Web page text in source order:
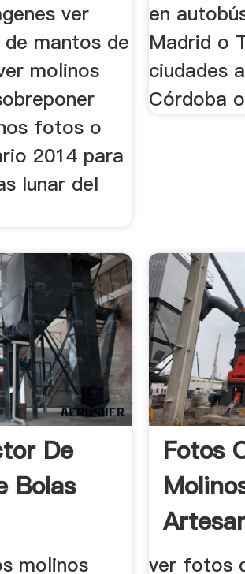
ver
mantos de
molinos
fotos o
2014 para
lunar del
en
Madrid o
ciudades
Córdoba
De
Bolas
molinos
Fotos
ver fotos